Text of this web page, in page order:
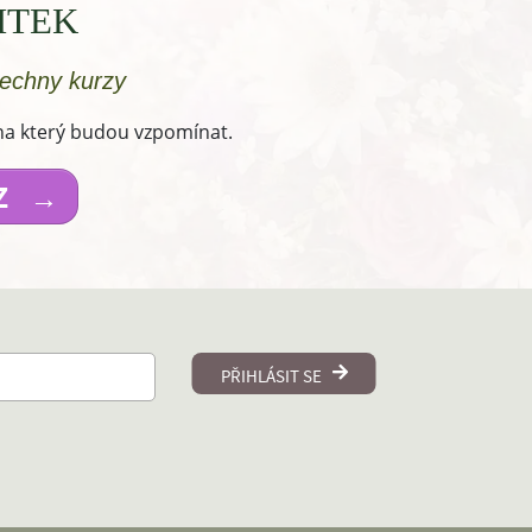
kurzy
který budou vzpomínat.
→
PŘIHLÁSIT SE